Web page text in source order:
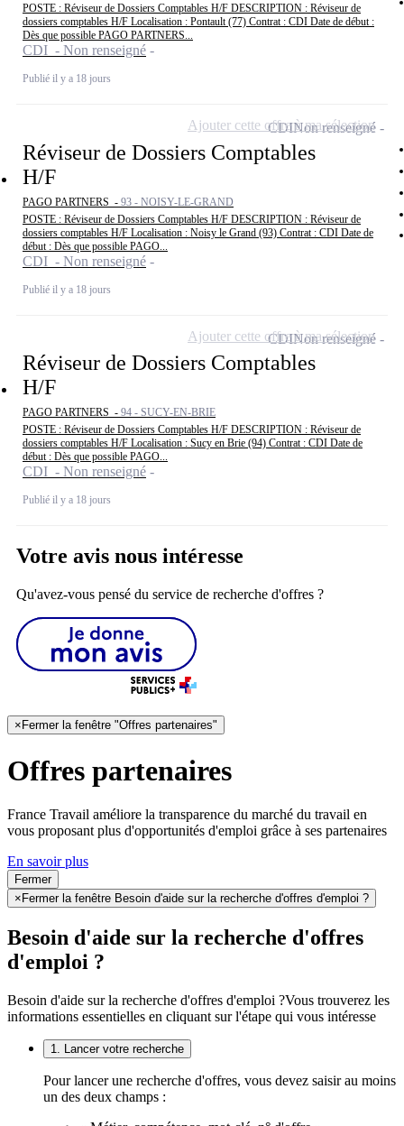
POSTE : Réviseur de Dossiers Comptables H/F DESCRIPTION : Réviseur de
dossiers comptables H/F Localisation : Pontault (77) Contrat : CDI Date de début :
Dès que possible PAGO PARTNERS...
CDI - Non renseigné
Publié il y a 18 jours
Réviseur de Dossiers Comptables
H/F
PAGO PARTNERS - 93 - NOISY-LE-GRAND
POSTE : Réviseur de Dossiers Comptables H/F DESCRIPTION : Réviseur de
dossiers comptables H/F Localisation : Noisy le Grand (93) Contrat : CDI Date de
début : Dès que possible PAGO...
CDI - Non renseigné
Publié il y a 18 jours
CDINon renseigné
Ajouter cette offre à ma sélection
Réviseur de Dossiers Comptables
H/F
PAGO PARTNERS - 94 - SUCY-EN-BRIE
POSTE : Réviseur de Dossiers Comptables H/F DESCRIPTION : Réviseur de
dossiers comptables H/F Localisation : Sucy en Brie (94) Contrat : CDI Date de
début : Dès que possible PAGO...
CDI - Non renseigné
Publié il y a 18 jours
CDINon renseigné
Ajouter cette offre à ma sélection
Votre avis nous intéresse
Qu'avez-vous pensé du service de recherche d'offres ?
× Fermer la fenêtre "Offres partenaires"
Offres partenaires
France Travail améliore la transparence du marché du travail en
vous proposant plus d'opportunités d'emploi grâce à ses partenaires
En savoir plus
Fermer
× Fermer la fenêtre Besoin d'aide sur la recherche d'offres d'emploi ?
Besoin d'aide sur la recherche d'offres
d'emploi ?
Besoin d'aide sur la recherche d'offres d'emploi ?Vous trouverez les
informations essentielles en cliquant sur l'étape qui vous intéresse
1. Lancer votre recherche
Pour lancer une recherche d'offres, vous devez saisir au moins
un des deux champs :